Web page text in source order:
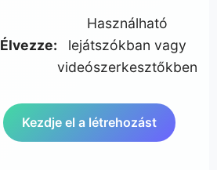
Élvezze:
Használható
lejátszókban vagy
videószerkesztőkben
Kezdje el a létrehozást